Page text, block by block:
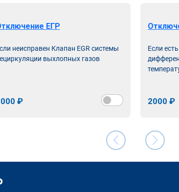
ЕГР
неисправен Клапан EGR системы
выхлопных газов
₽
Если
2000 ₽